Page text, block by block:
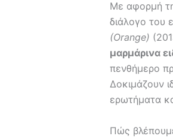
Με αφορμή
διάλογο του
(Orange)
μαρμάρινα
πενθήμερο
Δοκιμάζουν
ερωτήματα
Πώς